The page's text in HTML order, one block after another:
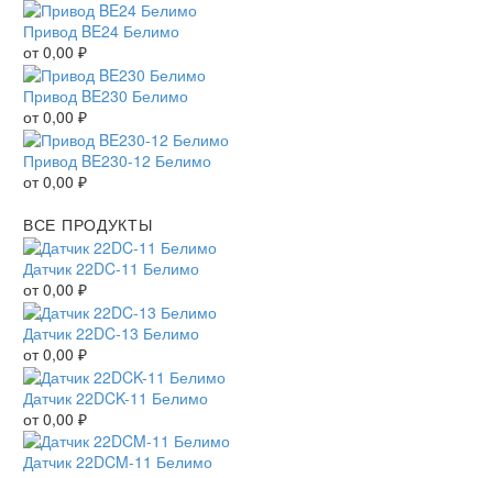
Привод BE24 Белимо
от0,00 ₽
Привод BE230 Белимо
от0,00 ₽
Привод BE230-12 Белимо
от0,00 ₽
ВСЕ ПРОДУКТЫ
Датчик 22DC-11 Белимо
от0,00 ₽
Датчик 22DC-13 Белимо
от0,00 ₽
Датчик 22DCK-11 Белимо
от0,00 ₽
Датчик 22DCM-11 Белимо